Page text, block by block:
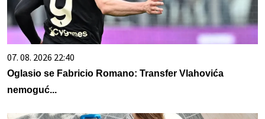
07. 08. 2026 22:40
Oglasio se Fabricio Romano: Transfer Vlahovića
nemoguć...